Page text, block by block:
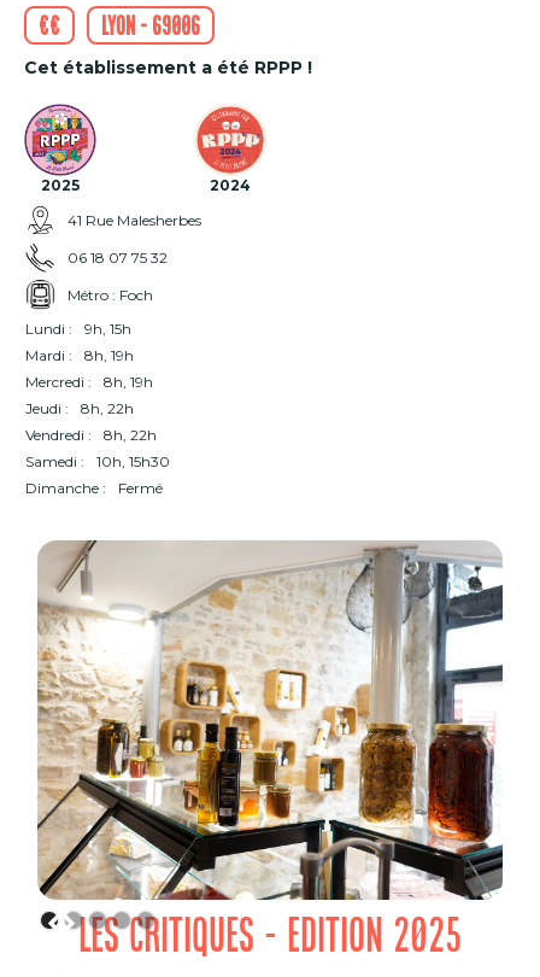
€€
Lyon - 69006
Cet établissement a été RPPP !
2025
2024
41 Rue Malesherbes
06 18 07 75 32
Métro : Foch
Lundi :
9h, 15h
Mardi :
8h, 19h
Mercredi :
8h, 19h
Jeudi :
8h, 22h
Vendredi :
8h, 22h
Samedi :
10h, 15h30
Dimanche :
Fermé
LES CRITIQUES - EDITION 2025